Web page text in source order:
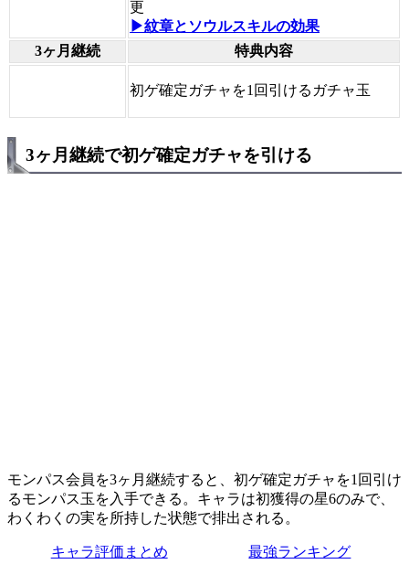
更
▶紋章とソウルスキルの効果
3ヶ月継続
特典内容
初ゲ確定ガチャを1回引けるガチャ玉
3ヶ月継続で初ゲ確定ガチャを引ける
モンパス会員を3ヶ月継続すると、初ゲ確定ガチャを1回引け
るモンパス玉を入手できる。キャラは初獲得の星6のみで、
わくわくの実を所持した状態で排出される。
キャラ評価まとめ 最強ランキング